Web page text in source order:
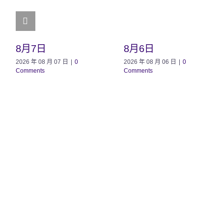
8月7日
2026 年 08 月 07 日
0
Comments
8月6日
2026 年 08 月 06 日
0
Comments